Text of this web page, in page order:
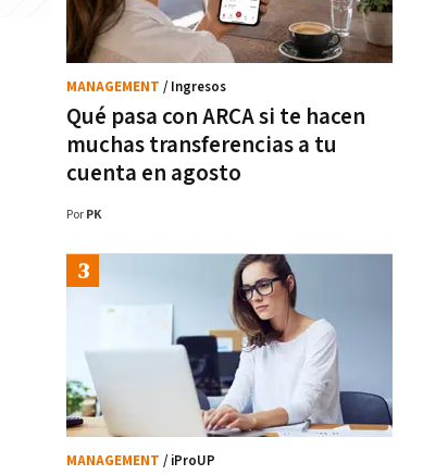
Qué pasa con ARCA si te hacen
muchas transferencias a tu
cuenta en agosto
MANAGEMENT / Ingresos
Por PK
MANAGEMENT / iProUP